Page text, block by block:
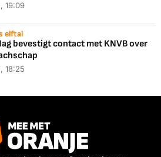
19:09
elftal
bevestigt contact met KNVB over
18:25